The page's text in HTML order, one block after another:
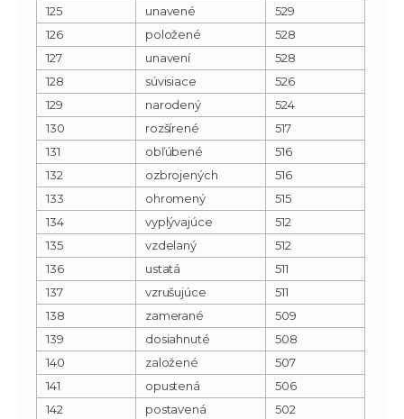
125
unavené
529
126
položené
528
127
unavení
528
128
súvisiace
526
129
narodený
524
130
rozšírené
517
131
obľúbené
516
132
ozbrojených
516
133
ohromený
515
134
vyplývajúce
512
135
vzdelaný
512
136
ustatá
511
137
vzrušujúce
511
138
zamerané
509
139
dosiahnuté
508
140
založené
507
141
opustená
506
142
postavená
502